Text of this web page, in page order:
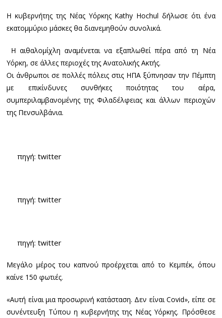
Η κυβερνήτης της Νέας Υόρκης Kathy Hochul δήλωσε ότι ένα
εκατομμύριο μάσκες θα διανεμηθούν συνολικά.
Η αιθαλομίχλη αναμένεται να εξαπλωθεί πέρα ​​από τη Νέα
Υόρκη, σε άλλες περιοχές της Ανατολικής Ακτής.
Οι άνθρωποι σε πολλές πόλεις στις ΗΠΑ ξύπνησαν την Πέμπτη
με επικίνδυνες συνθήκες ποιότητας του αέρα,
συμπεριλαμβανομένης της Φιλαδέλφειας και άλλων περιοχών
της Πενσυλβάνια.
πηγή: twitter
πηγή: twitter
πηγή: twitter
Μεγάλο μέρος του καπνού προέρχεται από το Κεμπέκ, όπου
καίνε 150 φωτιές.
«Αυτή είναι μια προσωρινή κατάσταση. Δεν είναι Covid», είπε σε
συνέντευξη Τύπου η κυβερνήτης της Νέας Υόρκης. Πρόσθεσε